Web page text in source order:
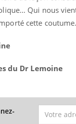
Qui nous
cette
du Dr Lemoine